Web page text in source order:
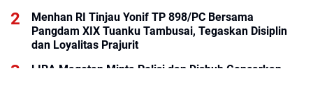
Menhan RI Tinjau Yonif TP 898/PC Bersama
Pangdam XIX Tuanku Tambusai, Tegaskan Disiplin
dan Loyalitas Prajurit
LIRA Magetan Minta Polisi dan Dishub Gencarkan